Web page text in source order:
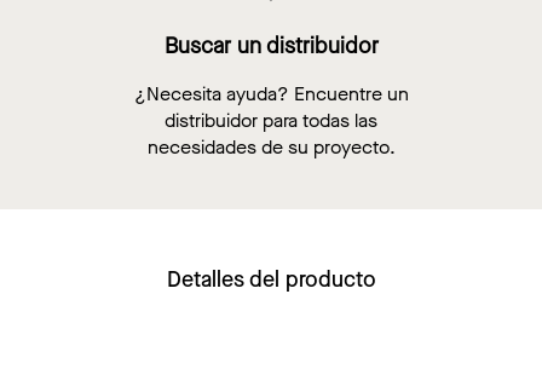
Buscar un distribuidor
¿Necesita ayuda? Encuentre un
distribuidor para todas las
necesidades de su proyecto.
Detalles del producto